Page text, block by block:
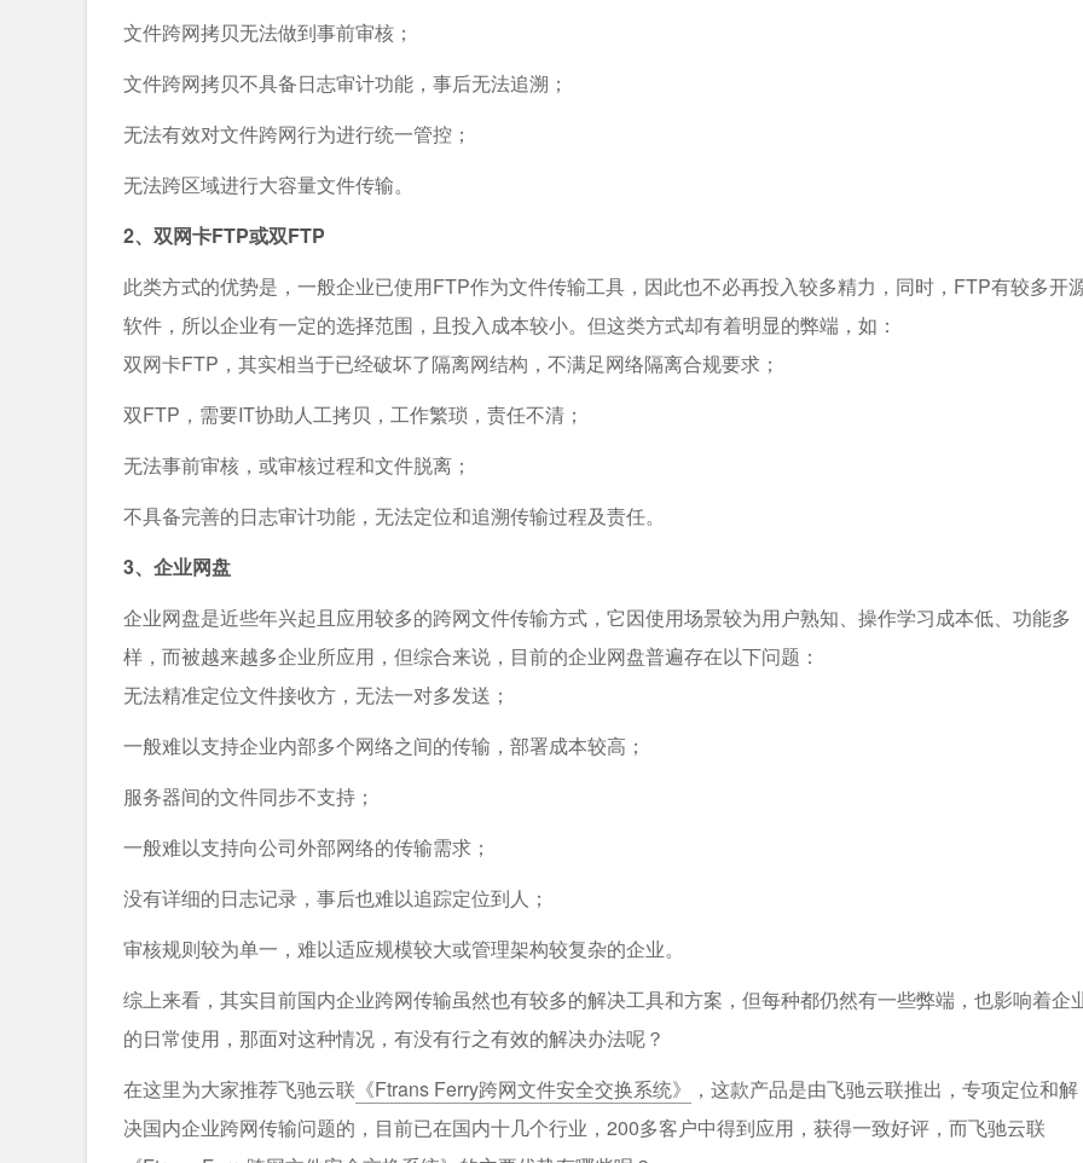
文件跨网拷贝无法做到事前审核；
文件跨网拷贝不具备日志审计功能，事后无法追溯；
无法有效对文件跨网行为进行统一管控；
无法跨区域进行大容量文件传输。
2、双网卡FTP或双FTP
此类方式的优势是，一般企业已使用FTP作为文件传输工具，因此也不必再投入较多精力，同时，FTP有较多开
软件，所以企业有一定的选择范围，且投入成本较小。但这类方式却有着明显的弊端，如：
双网卡FTP，其实相当于已经破坏了隔离网结构，不满足网络隔离合规要求；
双FTP，需要IT协助人工拷贝，工作繁琐，责任不清；
无法事前审核，或审核过程和文件脱离；
不具备完善的日志审计功能，无法定位和追溯传输过程及责任。
3、企业网盘
企业网盘是近些年兴起且应用较多的跨网文件传输方式，它因使用场景较为用户熟知、操作学习成本低、功能多
样，而被越来越多企业所应用，但综合来说，目前的企业网盘普遍存在以下问题：
无法精准定位文件接收方，无法一对多发送；
一般难以支持企业内部多个网络之间的传输，部署成本较高；
服务器间的文件同步不支持；
一般难以支持向公司外部网络的传输需求；
没有详细的日志记录，事后也难以追踪定位到人；
审核规则较为单一，难以适应规模较大或管理架构较复杂的企业。
综上来看，其实目前国内企业跨网传输虽然也有较多的解决工具和方案，但每种都仍然有一些弊端，也影响着企
的日常使用，那面对这种情况，有没有行之有效的解决办法呢？
在这里为大家推荐飞驰云联 《Ftrans Ferry跨网文件安全交换系统》
，这款产品是由飞驰云联推出，专项定位和解
决国内企业跨网传输问题的，目前已在国内十几个行业，200多客户中得到应用，获得一致好评，而飞驰云联